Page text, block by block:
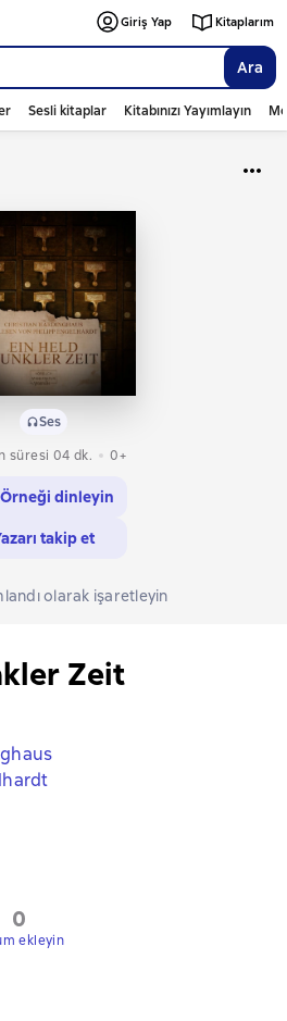
Ara
Giriş Yap Kitaplarım
Sesli kitaplar Kitabınızı Yayımlayın
Ses
süresi 04 dk.
0+
Örneği dinleyin
takip et
olarak işaretleyin
Zeit
0
ekleyin